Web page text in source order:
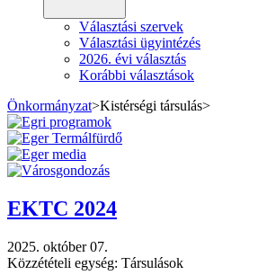
Választási szervek
Választási ügyintézés
2026. évi választás
Korábbi választások
Önkormányzat>Kistérségi társulás>
EKTC 2024
2025. október 07.
Közzétételi egység: Társulások